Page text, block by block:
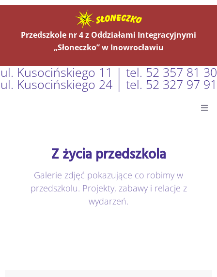
Przedszkole nr 4 z Oddziałami Integracyjnymi
„Słoneczko” w Inowrocławiu
ul. Kusocińskiego 11 | tel. 52 357 81 30
ul. Kusocińskiego 24 | tel. 52 327 97 91
O Nas
Z życia przedszkola
Galerie zdjęć pokazujące co robimy w
przedszkolu. Projekty, zabawy i relacje z
wydarzeń.